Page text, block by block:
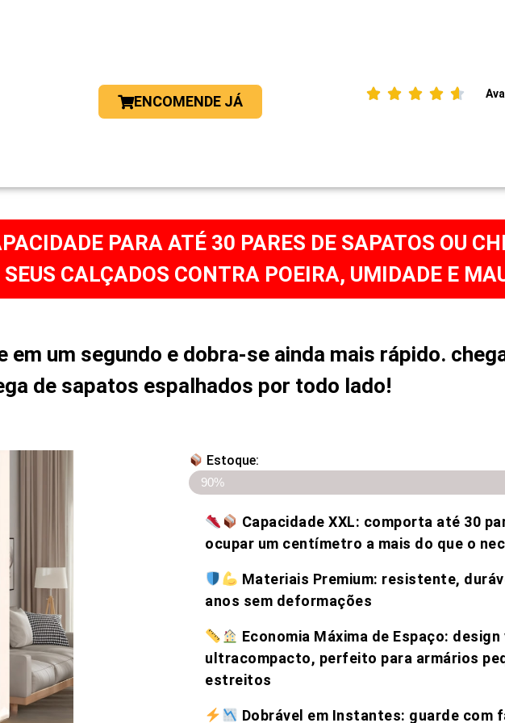
ENCOMENDE JÁ     
PARA ATÉ 30 PARES DE SAPATOS OU
CALÇADOS CONTRA POEIRA, UMIDADE E
um segundo e dobra-se ainda mais rápido.
de sapatos espalhados por todo lado!
Estoque:
Últimos 5 artigos em desconto!!
90%
Capacidade XXL: comporta até 30
ocupar um centímetro a mais do que o
Materiais Premium: resistente,
anos sem deformações
Economia Máxima de Espaço:
ultracompacto, perfeito para armários
estreitos
Dobrável em Instantes: guarde com